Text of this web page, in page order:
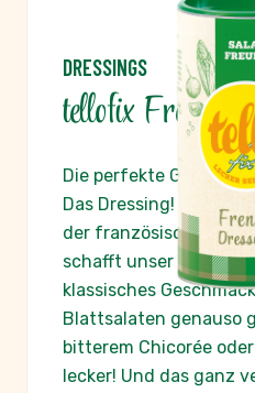
DRESSINGS
tellofix French
Die perfekte
Das Dressing! Mit den
der französischen
schafft unser
klassisches
Blattsalaten genauso
bitterem Chicorée
lecker! Und das ganz